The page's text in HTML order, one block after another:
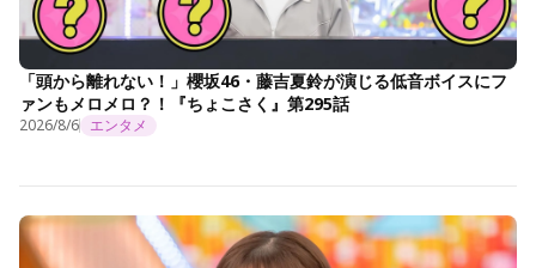
「頭から離れない！」櫻坂46・藤吉夏鈴が演じる低音ボイスにフ
ァンもメロメロ？！『ちょこさく』第295話
2026/8/6 エンタメ